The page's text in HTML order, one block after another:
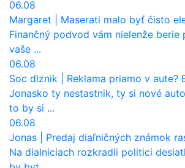
06.08
Margaret
Maserati malo byť čisto elektrické. Teraz zisťuje, že
Finančný podvod vám nielenže berie
vaše ...
06.08
Soc dlznik
Reklama priamo v aute? BMW
Jonasko ty nestastnik, ty si nové
to by si ...
06.08
Jonas
Predaj diaľničných známok rastie. Jedna z nich
Na dialniciach rozkradli politici